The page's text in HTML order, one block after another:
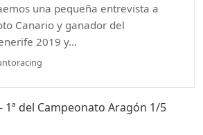
una pequeña entrevista a
Canario y ganador del
2019 y…